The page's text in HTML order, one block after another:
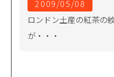
2009/05/08
ロンドン土産の紅茶の
が・・・